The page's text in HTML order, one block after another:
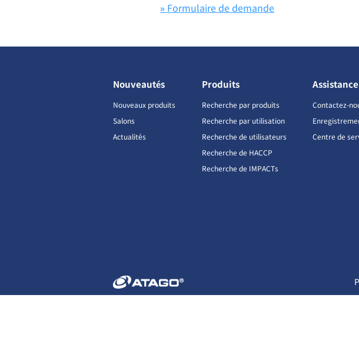
» Formulaire de demande
Nouveautés
Nouveaux produits
Salons
Actualités
Produits
Recherche par produits
Recherche par utilisation
Recherche de utilisateurs
Recherche de HACCP
Recherche de IMPACTs
Contactez-
Centre de